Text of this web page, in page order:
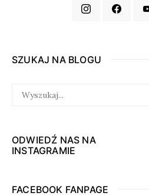
SZUKAJ NA BLOGU
FOR:
ODWIEDŹ NAS NA
INSTAGRAMIE
FACEBOOK FANPAGE